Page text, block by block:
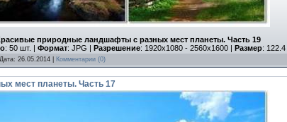
природные ландшафты с разных мест планеты. Часть 19
: 50 шт. | Формат: JPG | Разрешение: 1920x1080 - 2560x1600 | Размер: 122.4
26.05.2014 Комментарии (0)
мест планеты. Часть 17